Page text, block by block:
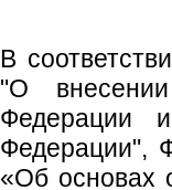
В
"О
Федерации
Федерации",
«Об основах